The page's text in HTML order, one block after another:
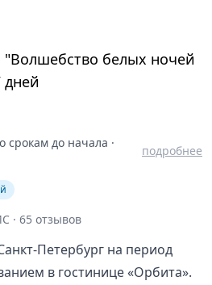
"Волшебство белых ночей
до начала ·
подробнее
· 65 отзывов
Петербург на период
в гостинице «Орбита».